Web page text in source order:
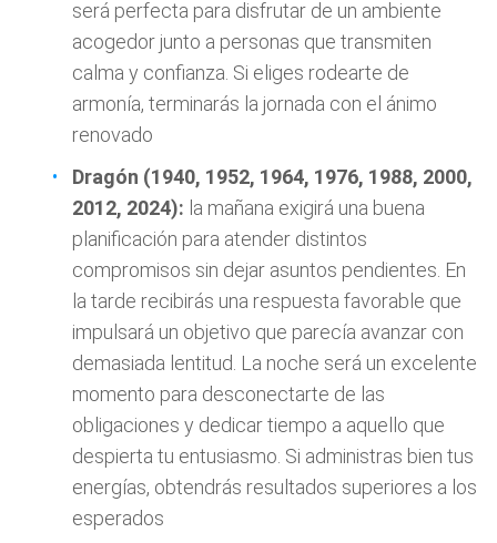
será perfecta para disfrutar de un ambiente
acogedor junto a personas que transmiten
calma y confianza. Si eliges rodearte de
armonía, terminarás la jornada con el ánimo
renovado
Dragón (1940, 1952, 1964, 1976, 1988, 2000,
2012, 2024): la mañana exigirá una buena
planificación para atender distintos
compromisos sin dejar asuntos pendientes. En
la tarde recibirás una respuesta favorable que
impulsará un objetivo que parecía avanzar con
demasiada lentitud. La noche será un excelente
momento para desconectarte de las
obligaciones y dedicar tiempo a aquello que
despierta tu entusiasmo. Si administras bien tus
energías, obtendrás resultados superiores a los
esperados